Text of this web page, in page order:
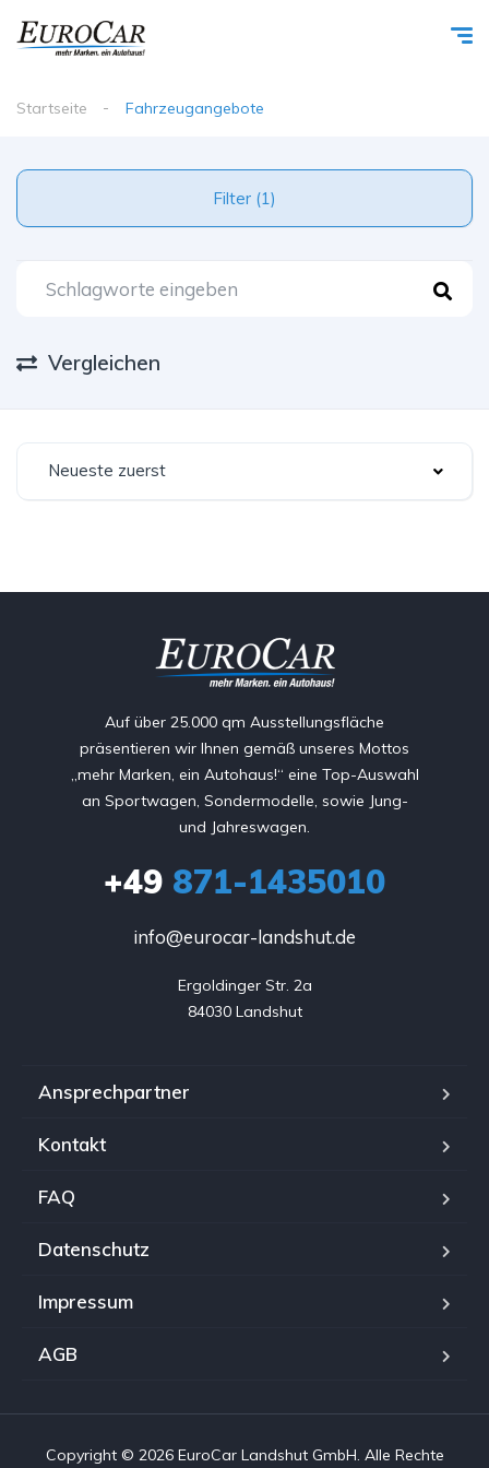
Startseite Fahrzeugangebote
Filter (1)
Vergleichen
Neueste zuerst
Auf über 25.000 qm Ausstellungsfläche
präsentieren wir Ihnen gemäß unseres Mottos
„mehr Marken, ein Autohaus!“ eine Top-Auswahl
an Sportwagen, Sondermodelle, sowie Jung-
und Jahreswagen.
+49 871-1435010
info@eurocar-landshut.de
Ergoldinger Str. 2a
84030 Landshut
Ansprechpartner
Kontakt
FAQ
Datenschutz
Impressum
AGB
Copyright © 2026 EuroCar Landshut GmbH. Alle Rechte